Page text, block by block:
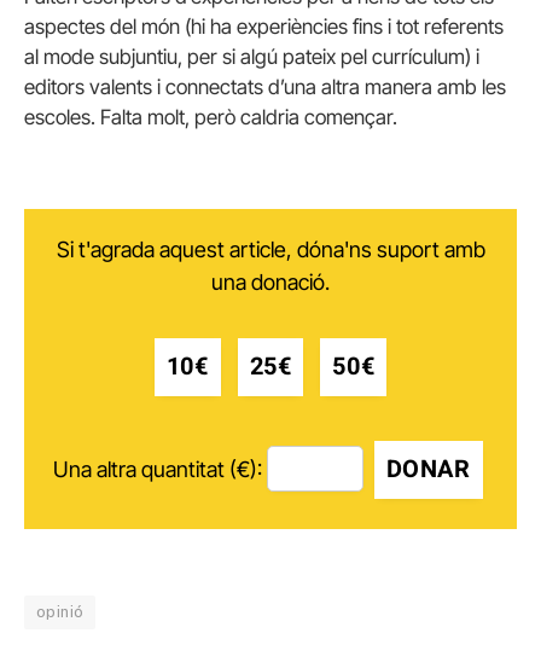
aspectes del món (hi ha experiències fins i tot referents
al mode subjuntiu, per si algú pateix pel currículum) i
editors valents i connectats d’una altra manera amb les
escoles. Falta molt, però caldria començar.
Si t'agrada aquest article, dóna'ns suport amb
una donació.
10€ 25€ 50€
Una altra quantitat (€): DONAR
opinió